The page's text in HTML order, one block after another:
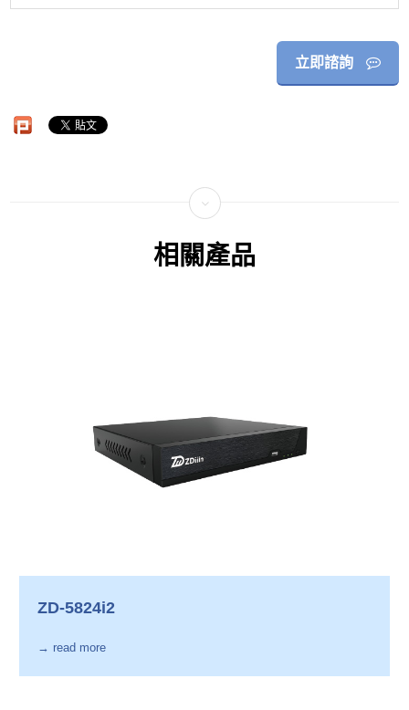
立即諮詢
相關產品
ZD-5824i2
→ read more